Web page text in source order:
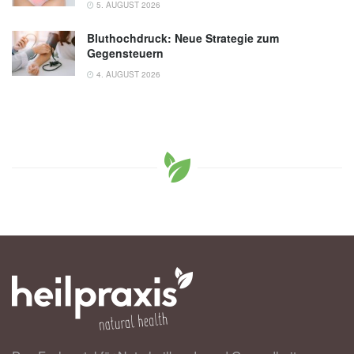
5. AUGUST 2026
Bluthochdruck: Neue Strategie zum
Gegensteuern
4. AUGUST 2026